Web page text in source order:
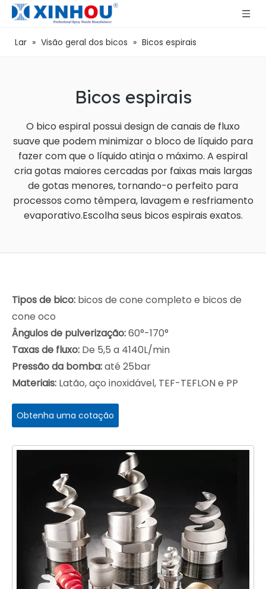
Lar » Visão geral dos bicos » Bicos espirais
Bicos espirais
O bico espiral possui design de canais de fluxo
suave que podem minimizar o bloco de líquido para
fazer com que o líquido atinja o máximo. A espiral
cria gotas maiores cercadas por faixas mais largas
de gotas menores, tornando-o perfeito para
processos como têmpera, lavagem e resfriamento
evaporativo.Escolha seus bicos espirais exatos.
Tipos de bico: bicos de cone completo e bicos de
cone oco
Ângulos de pulverização:60°-170°
Taxas de fluxo: De 5,5 a 4140L/min
Pressão da bomba:até 25bar
Materiais: Latão, aço inoxidável, TEF-TEFLON e PP
Obtenha uma cotação